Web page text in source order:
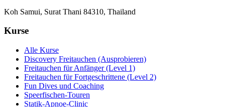
Koh Samui, Surat Thani 84310, Thailand
Kurse
Alle Kurse
Discovery Freitauchen (Ausprobieren)
Freitauchen für Anfänger (Level 1)
Freitauchen für Fortgeschrittene (Level 2)
Fun Dives und Coaching
Speerfischen-Touren
Statik-Apnoe-Clinic